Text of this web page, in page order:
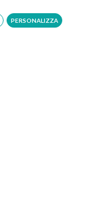
PERSONALIZZA